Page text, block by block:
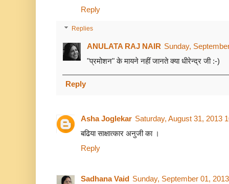
Reply
Replies
ANULATA RAJ NAIR Sunday,
"प्रमोशन" के मायने नहीं जानते क्या धीरेन्द्र जी :-)
Reply
Asha Joglekar Saturday, August 31, 2013
बढिया साक्षात्कार अनुजी का ।
Reply
Sadhana Vaid Sunday, September 01,